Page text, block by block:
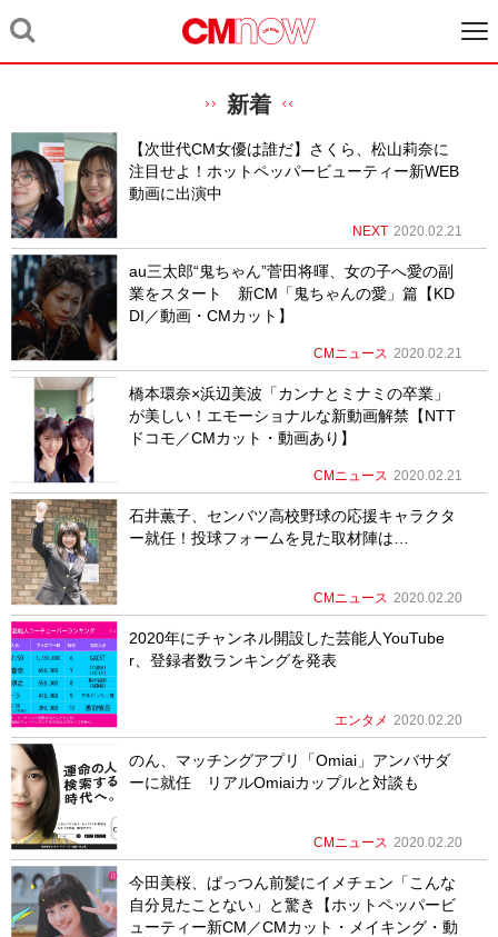
新着
【次世代CM女優は誰だ】さくら、松山莉奈に
注目せよ！ホットペッパービューティー新WEB
動画に出演中
NEXT 2020.02.21
au三太郎“鬼ちゃん”菅田将暉、女の子へ愛の副
業をスタート 新CM「鬼ちゃんの愛」篇【KD
DI／動画・CMカット】
CMニュース 2020.02.21
橋本環奈×浜辺美波「カンナとミナミの卒業」
が美しい！エモーショナルな新動画解禁【NTT
ドコモ／CMカット・動画あり】
CMニュース 2020.02.21
石井薫子、センバツ高校野球の応援キャラクタ
ー就任！投球フォームを見た取材陣は…
CMニュース 2020.02.20
2020年にチャンネル開設した芸能人YouTube
r、登録者数ランキングを発表
エンタメ 2020.02.20
のん、マッチングアプリ「Omiai」アンバサダ
ーに就任 リアルOmiaiカップルと対談も
CMニュース 2020.02.20
今田美桜、ぱっつん前髪にイメチェン「こんな
自分見たことない」と驚き【ホットペッパービ
ューティー新CM／CMカット・メイキング・動